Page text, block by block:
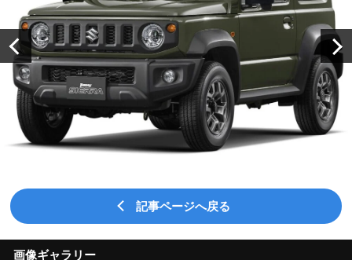
記事ページへ戻る
画像ギャラリー